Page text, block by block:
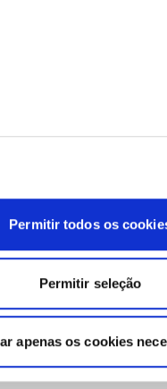
Permitir todos os
Permitir seleção
apenas os cookies